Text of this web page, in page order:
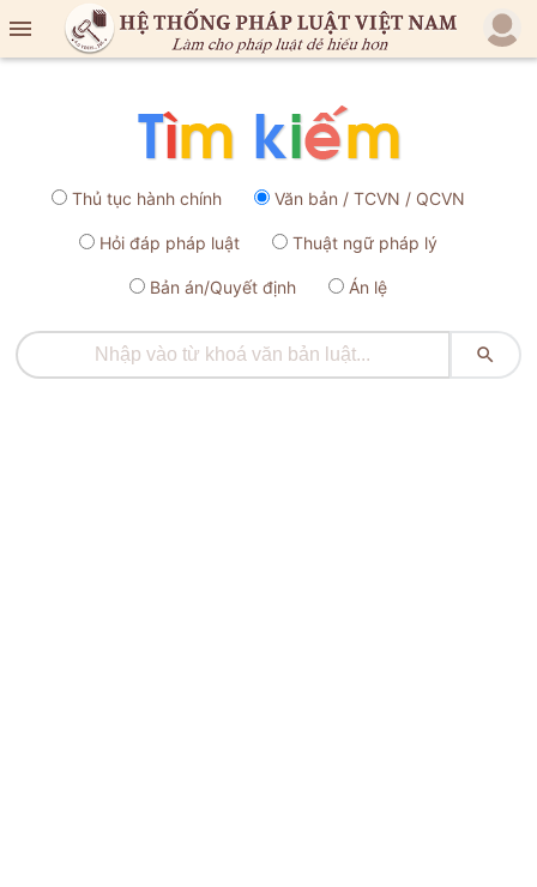

Thủ tục hành chính Văn bản / TCVN / QCVN
Hỏi đáp pháp luật Thuật ngữ pháp lý
Bản án/Quyết định Án lệ
